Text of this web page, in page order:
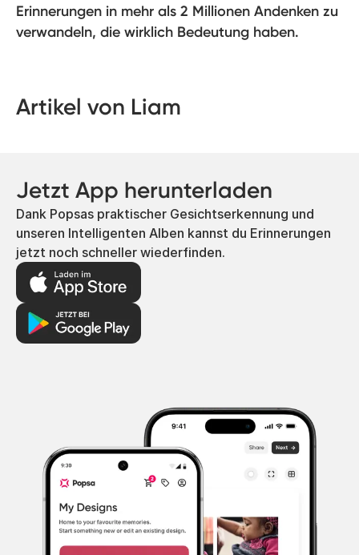
Erinnerungen in mehr als 2 Millionen Andenken zu
verwandeln, die wirklich Bedeutung haben.
Artikel von Liam
Jetzt App herunterladen
Dank Popsas praktischer Gesichtserkennung und
unseren Intelligenten Alben kannst du Erinnerungen
jetzt noch schneller wiederfinden.